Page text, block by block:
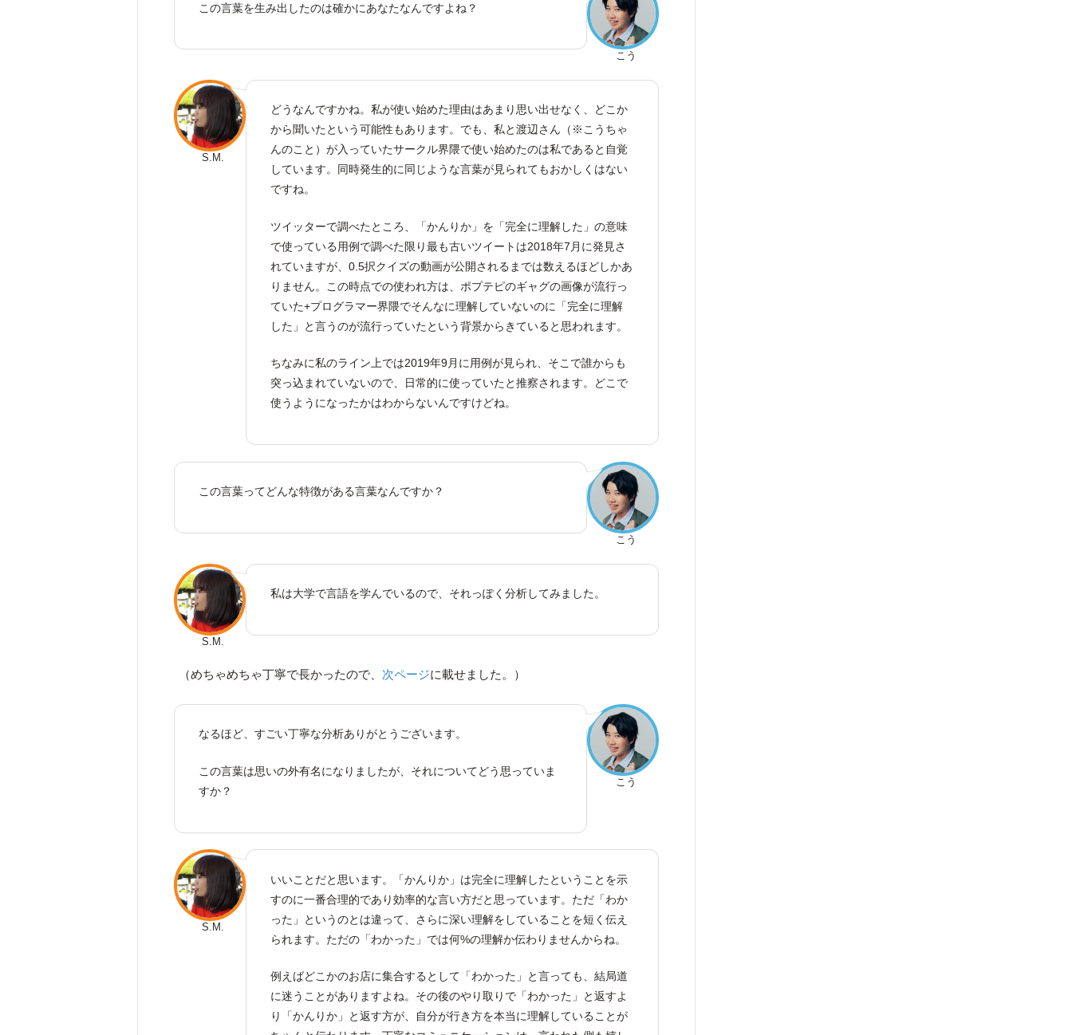
こう
この言葉を生み出したのは確かにあなたなんですよね？
S.M.
どうなんですかね。私が使い始めた理由はあまり思い出せなく、どこか
から聞いたという可能性もあります。でも、私と渡辺さん（※こうちゃ
んのこと）が入っていたサークル界隈で使い始めたのは私であると自覚
しています。同時発生的に同じような言葉が見られてもおかしくはない
ですね。
ツイッターで調べたところ、「かんりか」を「完全に理解した」の意味
で使っている用例で調べた限り最も古いツイートは2018年7月に発見さ
れていますが、0.5択クイズの動画が公開されるまでは数えるほどしかあ
りません。この時点での使われ方は、ポプテピのギャグの画像が流行っ
ていた+プログラマー界隈でそんなに理解していないのに「完全に理解
した」と言うのが流行っていたという背景からきていると思われます。
ちなみに私のライン上では2019年9月に用例が見られ、そこで誰からも
突っ込まれていないので、日常的に使っていたと推察されます。どこで
使うようになったかはわからないんですけどね。
こう
この言葉ってどんな特徴がある言葉なんですか？
S.M.
私は大学で言語を学んでいるので、それっぽく分析してみました。
（めちゃめちゃ丁寧で長かったので、 次ページに載せました。）
こう
なるほど、すごい丁寧な分析ありがとうございます。
この言葉は思いの外有名になりましたが、それについてどう思っていま
すか？
S.M.
いいことだと思います。「かんりか」は完全に理解したということを示
すのに一番合理的であり効率的な言い方だと思っています。ただ「わか
った」というのとは違って、さらに深い理解をしていることを短く伝え
られます。ただの「わかった」では何%の理解か伝わりませんからね。
例えばどこかのお店に集合するとして「わかった」と言っても、結局道
に迷うことがありますよね。その後のやり取りで「わかった」と返すよ
り「かんりか」と返す方が、自分が行き方を本当に理解していることが